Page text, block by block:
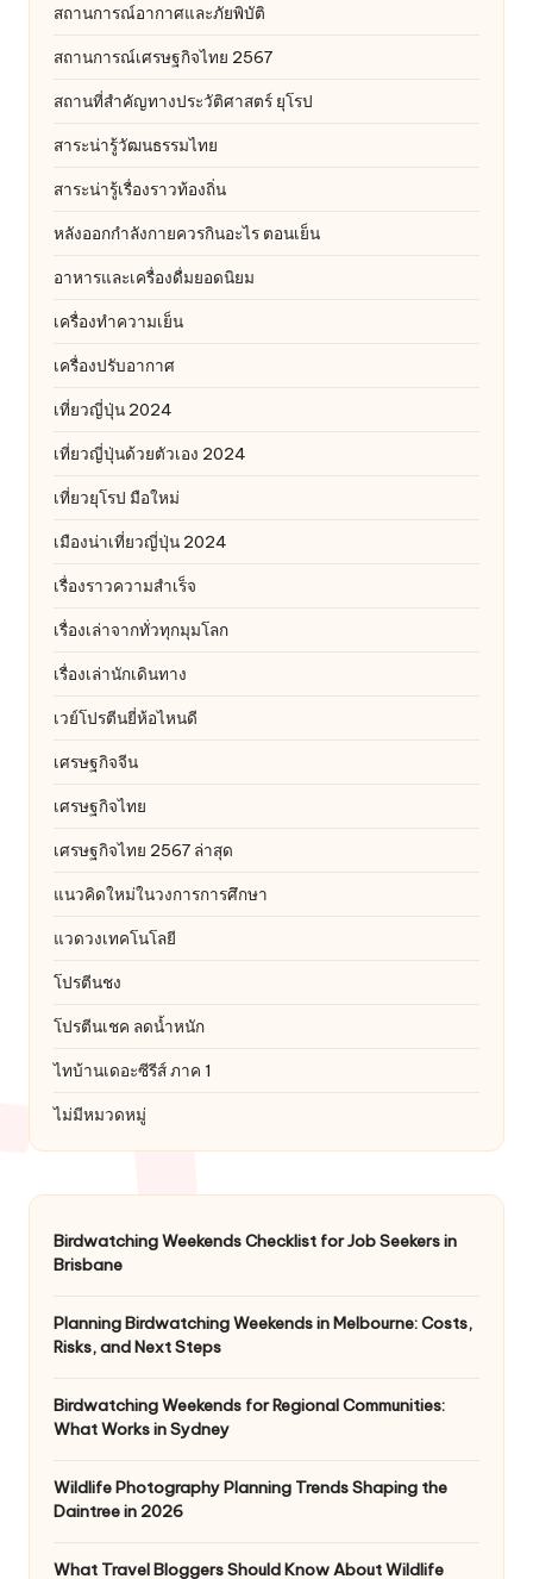
สถานการณ์อากาศและภัยพิบัติ
สถานการณ์เศรษฐกิจไทย 2567
สถานที่สําคัญทางประวัติศาสตร์ ยุโรป
สาระน่ารู้วัฒนธรรมไทย
สาระน่ารู้เรื่องราวท้องถิ่น
หลังออกกําลังกายควรกินอะไร ตอนเย็น
อาหารและเครื่องดื่มยอดนิยม
เครื่องทำความเย็น
เครื่องปรับอากาศ
เที่ยวญี่ปุ่น 2024
เที่ยวญี่ปุ่นด้วยตัวเอง 2024
เที่ยวยุโรป มือใหม่
เมืองน่าเที่ยวญี่ปุ่น 2024
เรื่องราวความสำเร็จ
เรื่องเล่าจากทั่วทุกมุมโลก
เรื่องเล่านักเดินทาง
เวย์โปรตีนยี่ห้อไหนดี
เศรษฐกิจจีน
เศรษฐกิจไทย
เศรษฐกิจไทย 2567 ล่าสุด
แนวคิดใหม่ในวงการการศึกษา
แวดวงเทคโนโลยี
โปรตีนชง
โปรตีนเชค ลดน้ำหนัก
ไทบ้านเดอะซีรีส์ ภาค 1
ไม่มีหมวดหมู่
Birdwatching Weekends Checklist for Job Seekers in
Brisbane
Planning Birdwatching Weekends in Melbourne: Costs,
Risks, and Next Steps
Birdwatching Weekends for Regional Communities:
What Works in Sydney
Wildlife Photography Planning Trends Shaping the
Daintree in 2026
What Travel Bloggers Should Know About Wildlife